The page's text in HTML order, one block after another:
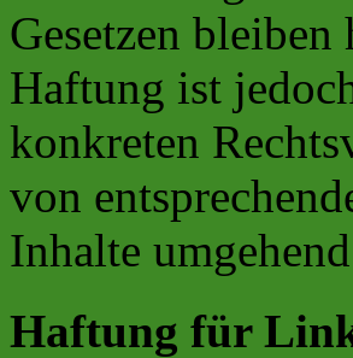
Gesetzen
Haftung ist
konkreten
von
Inhalte
Haftung für